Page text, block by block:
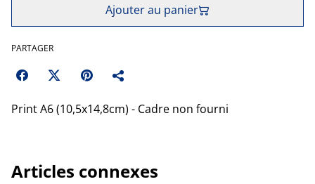
Ajouter au panier
PARTAGER
Print A6 (10,5x14,8cm) - Cadre non fourni
Articles connexes